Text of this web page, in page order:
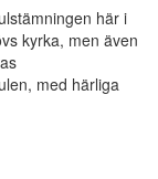
här i
kyrka, men även
med härliga